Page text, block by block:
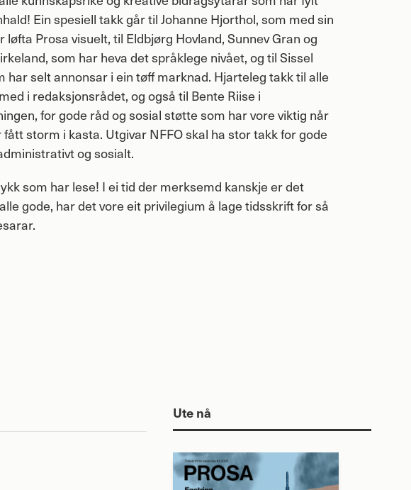
Ein spesiell takk går til Johanne Hjorthol, som med sin
løfta Prosa visuelt, til Eldbjørg Hovland, Sunnev Gran og
som har heva det språklege nivået, og til Sissel
har selt annonsar i ein tøff marknad. Hjarteleg takk til alle
i redaksjonsrådet, og også til Bente Riise i
for gode råd og sosial støtte som har vore viktig når
storm i kasta. UtgivarNFFOskal ha stor takk for gode
og sosialt.
som har lese! I ei tid der merksemd kanskje er det
gode, har det vore eit privilegium å lage tidsskrift for så
Ute nå